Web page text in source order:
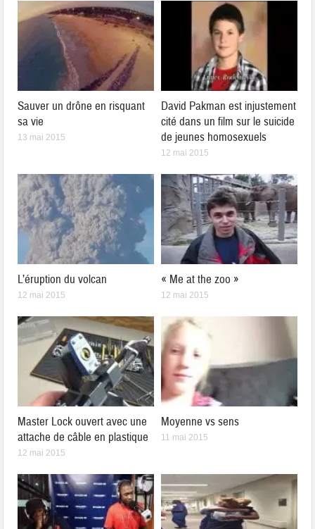
Sauver un drône en risquant
sa vie
13 mai 2015
David Pakman est injustement
cité dans un film sur le suicide
de jeunes homosexuels
12 mai 2015
L’éruption du volcan
12 mai 2015
« Me at the zoo »
12 mai 2015
Master Lock ouvert avec une
attache de câble en plastique
12 mai 2015
Moyenne vs sens
11 mai 2015